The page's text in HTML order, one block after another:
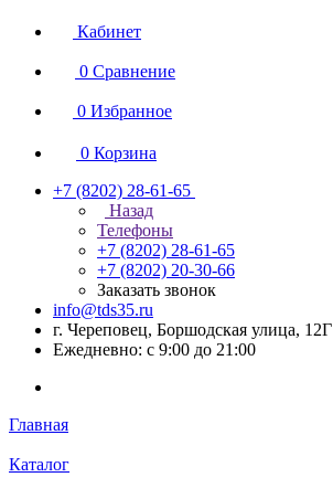
Кабинет
0 Сравнение
0 Избранное
0 Корзина
+7 (8202) 28‑61-65
Назад
Телефоны
+7 (8202) 28‑61-65
+7 (8202) 20‑30-66
Заказать звонок
info@tds35.ru
г. Череповец, Боршодская улица, 12Г
Ежедневно: с 9:00 до 21:00
Главная
Каталог